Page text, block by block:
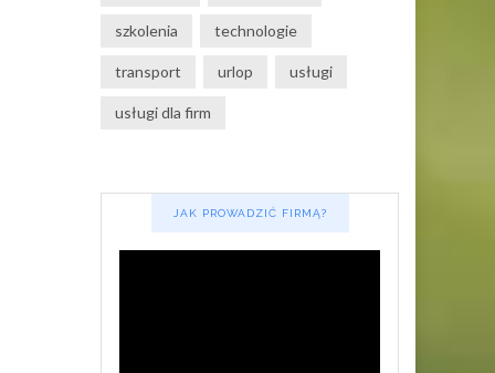
szkolenia technologie
transport urlop usługi
usługi dla firm
JAK PROWADZIĆ FIRMĄ?